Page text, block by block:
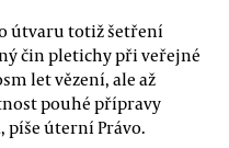
útvaru totiž šetření
čin pletichy při veřejné
let vězení, ale až
pouhé přípravy
píše úterní Právo.